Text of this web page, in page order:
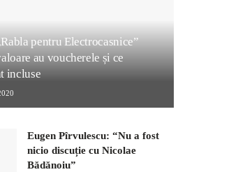
pentru Electrocasnice”
au voucherele și ce
incluse
Eugen Pîrvulescu: “Nu a fost
nicio discuție cu Nicolae
Bădănoiu”